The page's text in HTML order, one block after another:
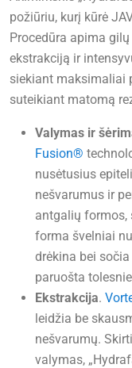
požiūriu, kurį kūrė
Procedūra apima
ekstrakciją ir
siekiant maksimaliai
suteikiant matomą
Valymas ir
Fusion®
nusėtusius
nešvarumus ir
antgalių formos,
forma švelniai
drėkina bei
paruošta
Ekstrakcija.
leidžia be
nešvarumų.
valymas,